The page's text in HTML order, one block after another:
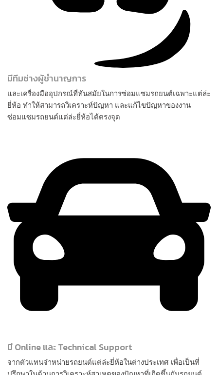
มีทีมช่างผู้ชำนาญการ
และเครื่องมืออุปกรณ์ที่ทันสมัยในการซ่อมแซมรถยนต์เฉพาะแต่ล่ะ
ยี่ห้อ ทำให้สามารถวิเคราะห์ปัญหา และแก้ไขปัญหาของงาน
ซ่อมแซมรถยนต์แต่ล่ะยี่ห้อได้ตรงจุด
มี Online และ Technical Support
จากตัวแทนจำหน่ายรถยนต์แต่ล่ะยี่ห้อในต่างประเทศ เพื่อเป็นที่